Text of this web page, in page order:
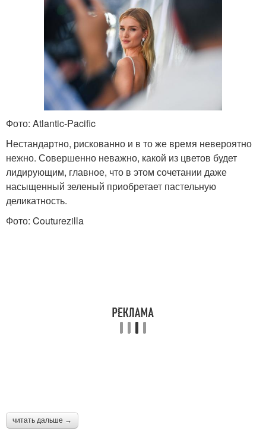
Фото: Atlantic-Pacific
Нестандартно, рискованно и в то же время невероятно
нежно. Совершенно неважно, какой из цветов будет
лидирующим, главное, что в этом сочетании даже
насыщенный зеленый приобретает пастельную
деликатность.
Фото: Couturezilla
читать дальше →